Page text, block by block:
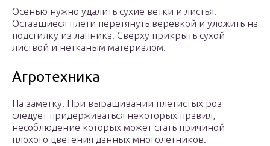
Осенью нужно удалить сухие ветки и листья.
Оставшиеся плети перетянуть веревкой и уложить на
подстилку из лапника. Сверху прикрыть сухой
листвой и нетканым материалом.
Агротехника
На заметку! При выращивании плетистых роз
следует придерживаться некоторых правил,
несоблюдение которых может стать причиной
плохого цветения данных многолетников.